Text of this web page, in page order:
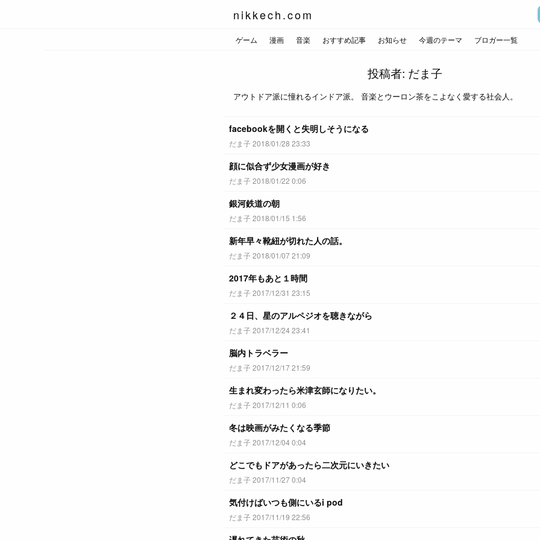
nikkech.com
ゲーム 漫画 音楽 おすすめ記事 お知らせ 今週のテーマ ブロガー一覧
投稿者: だま子
アウトドア派に憧れるインドア派。 音楽とウーロン茶をこよなく愛する社会人。
facebookを開くと失明しそうになる
だま子 2018/01/28 23:33
顔に似合ず少女漫画が好き
だま子 2018/01/22 0:06
銀河鉄道の朝
だま子 2018/01/15 1:56
新年早々靴紐が切れた人の話。
だま子 2018/01/07 21:09
2017年もあと１時間
だま子 2017/12/31 23:15
２４日、星のアルペジオを聴きながら
だま子 2017/12/24 23:41
脳内トラベラー
だま子 2017/12/17 21:59
生まれ変わったら米津玄師になりたい。
だま子 2017/12/11 0:06
冬は映画がみたくなる季節
だま子 2017/12/04 0:04
どこでもドアがあったら二次元にいきたい
だま子 2017/11/27 0:04
気付けばいつも側にいるi pod
だま子 2017/11/19 22:56